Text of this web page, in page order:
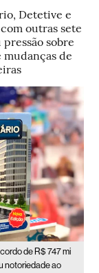
Detetive e
outras sete
sobre
de
de R$ 747 mi
notoriedade ao